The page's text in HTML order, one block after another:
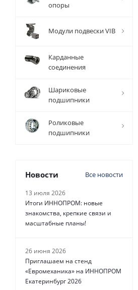
опоры
Модули подвески VIB
Карданные
соединения
Шариковые
подшипники
Роликовые
подшипники
Новости Все новости
13 июля 2026
Итоги ИННОПРОМ: новые
знакомства, крепкие связи и
масштабные планы!
26 июня 2026
Приглашаем на стенд
«Евромеханика» на ИННОПРОМ
Екатеринбург 2026